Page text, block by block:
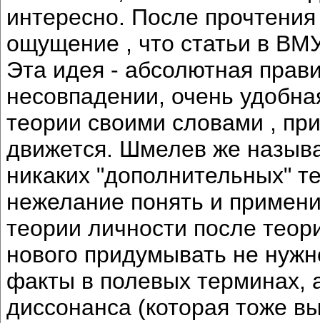
интересно. После
ощущение , что статьи в
Эта идея - абсолютная
несовпадении, очень
теории своими словами ,
движется. Шмелев же
никаких "дополнительных"
нежелание понять и
теории личности после
нового придумывать не
факты в полевых терминах,
диссонанса (которая тоже